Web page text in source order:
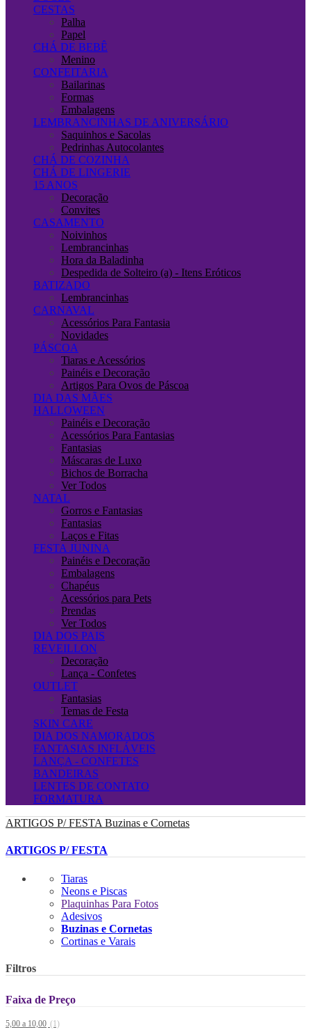
CESTAS
Palha
Papel
CHÁ DE BEBÊ
Menino
CONFEITARIA
Bailarinas
Formas
Embalagens
LEMBRANCINHAS DE ANIVERSÁRIO
Saquinhos e Sacolas
Pedrinhas Autocolantes
CHÁ DE COZINHA
CHÁ DE LINGERIE
15 ANOS
Decoração
Convites
CASAMENTO
Noivinhos
Lembrancinhas
Hora da Baladinha
Despedida de Solteiro (a) - Itens Eróticos
BATIZADO
Lembrancinhas
CARNAVAL
Acessórios Para Fantasia
Novidades
PÁSCOA
Tiaras e Acessórios
Painéis e Decoração
Artigos Para Ovos de Páscoa
DIA DAS MÃES
HALLOWEEN
Painéis e Decoração
Acessórios Para Fantasias
Fantasias
Máscaras de Luxo
Bichos de Borracha
Ver Todos
NATAL
Gorros e Fantasias
Fantasias
Laços e Fitas
FESTA JUNINA
Painéis e Decoração
Embalagens
Chapéus
Acessórios para Pets
Prendas
Ver Todos
DIA DOS PAIS
REVEILLON
Decoração
Lança - Confetes
OUTLET
Fantasias
Temas de Festa
SKIN CARE
DIA DOS NAMORADOS
FANTASIAS INFLÁVEIS
LANÇA - CONFETES
BANDEIRAS
LENTES DE CONTATO
FORMATURA
ARTIGOS P/ FESTA Buzinas e Cornetas
ARTIGOS P/ FESTA
Tiaras
Neons e Piscas
Plaquinhas Para Fotos
Adesivos
Buzinas e Cornetas
Cortinas e Varais
Filtros
Faixa de Preço
5,00 a 10,00 (1)